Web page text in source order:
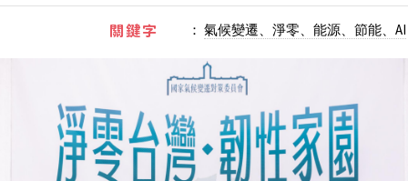
關鍵字 ： 氣候變遷、淨零、能源、節能、AI